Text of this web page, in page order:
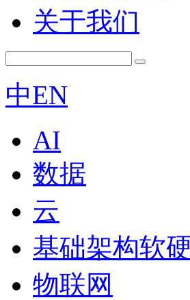
关于我们
中EN
AI
数据
云
基础架构软
物联网